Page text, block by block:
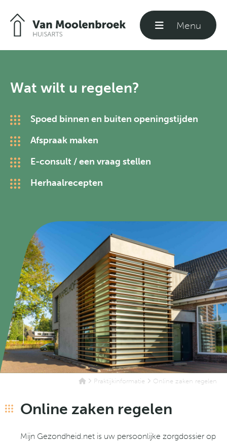
Sluiten
Formulieren
Menu
Wat wilt u regelen?
Spoed binnen en buiten openingstijden
Afspraak maken
E-consult / een vraag stellen
Herhaalrecepten
Praktijkinformatie Online zaken regelen
Online zaken regelen
Mijn Gezondheid.net is uw persoonlijke zorgdossier op